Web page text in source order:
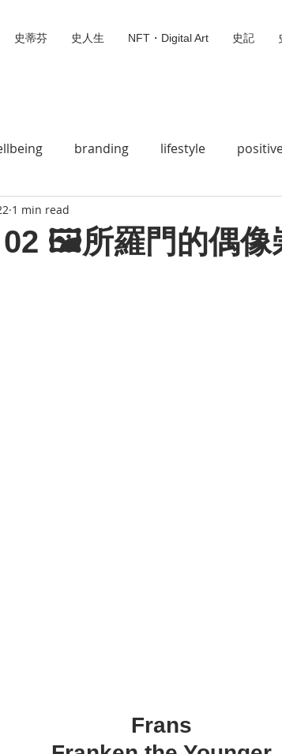
史蒂芬 史人生 NFT・Digital Art 史記
branding lifestyle
芬 Social Wedia
🖼所羅門的偶像
1 min read
Frans